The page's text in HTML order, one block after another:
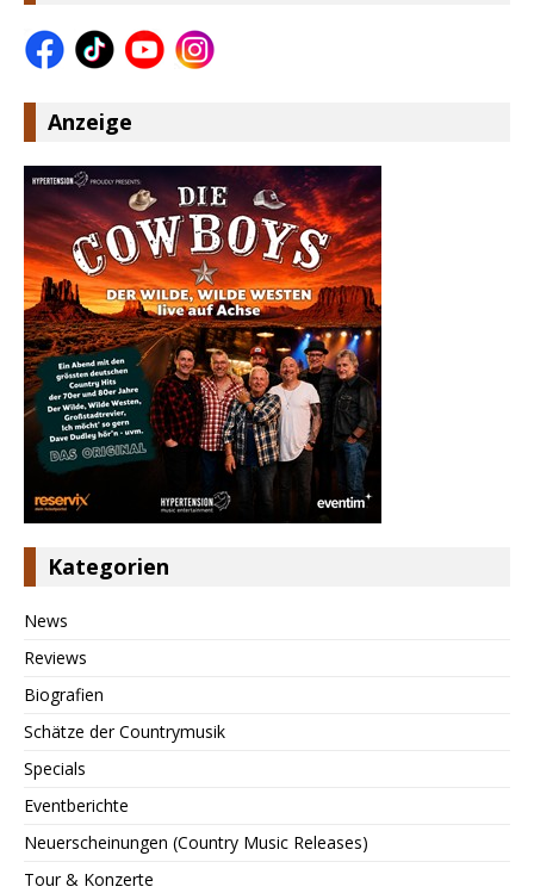
Anzeige
Kategorien
News
Reviews
Biografien
Schätze der Countrymusik
Specials
Eventberichte
Neuerscheinungen (Country Music Releases)
Tour & Konzerte